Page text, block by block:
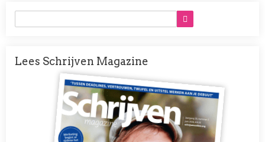
Lees Schrijven Magazine
Afbeelding